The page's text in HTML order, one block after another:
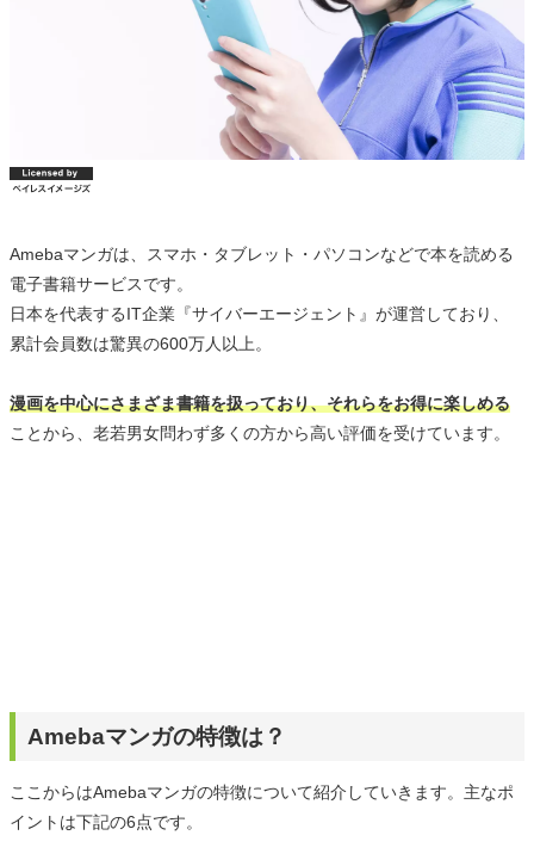
Amebaマンガは、スマホ・タブレット・パソコンなどで本を読める
電子書籍サービスです。
日本を代表するIT企業『サイバーエージェント』が運営しており、
累計会員数は驚異の600万人以上。
漫画を中心にさまざま書籍を扱っており、それらをお得に楽しめる
ことから、老若男女問わず多くの方から高い評価を受けています。
Amebaマンガの特徴は？
ここからはAmebaマンガの特徴について紹介していきます。主なポ
イントは下記の6点です。